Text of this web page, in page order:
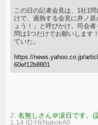
この日の記者会見は、1社1
けで、過熱する会見に井ノ
ょう！」と呼びかけ。司会
問は1つだけでお願いします
ていた。
https://news.yahoo.co.jp/
60ef12b8801
2:名無しさん＠涙目です。(
1.14 ID:HkNqkokA0